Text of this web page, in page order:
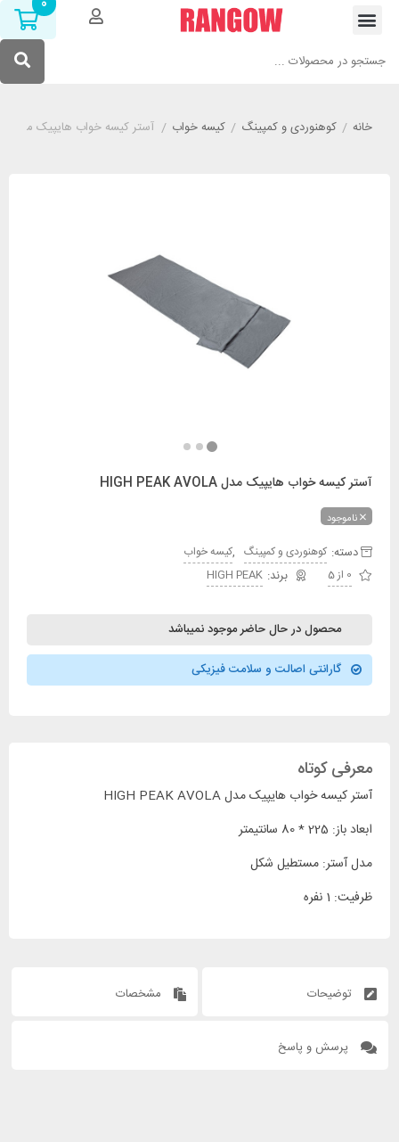
خانه/ کوهنوردی و کمپینگ/ کیسه خواب/ آستر کیسه خواب هایپیک مدل HIGH PEAK AVOLA
آستر کیسه خواب هایپیک مدل HIGH PEAK AVOLA
ناموجود
دسته: کوهنوردی و کمپینگ
کیسه خواب
0 از 5
HIGH PEAK
محصول در حال حاضر موجود نمیباشد
گارانتی اصالت و سلامت فیزیکی
معرفی کوتاه
آستر کیسه خواب هایپیک مدل HIGH PEAK AVOLA
ابعاد باز: 225 * 80 سانتیمتر
مدل آستر: مستطیل شکل
ظرفیت: 1 نفره
توضیحات مشخصات
پرسش و پاسخ